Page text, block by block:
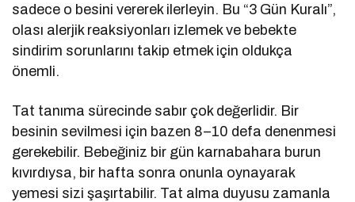
sadece o besini vererek ilerleyin. Bu “3 Gün Kuralı”,
olası alerjik reaksiyonları izlemek ve bebekte
sindirim sorunlarını takip etmek için oldukça
önemli.
Tat tanıma sürecinde sabır çok değerlidir. Bir
besinin sevilmesi için bazen 8–10 defa denenmesi
gerekebilir. Bebeğiniz bir gün karnabahara burun
kıvırdıysa, bir hafta sonra onunla oynayarak
yemesi sizi şaşırtabilir. Tat alma duyusu zamanla